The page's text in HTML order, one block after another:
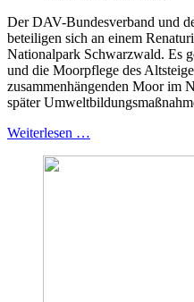
Der DAV-Bundesverband und
beteiligen sich an einem
Nationalpark Schwarzwald. Es
und die Moorpflege des
zusammenhängenden Moor im
später
Weiterlesen …